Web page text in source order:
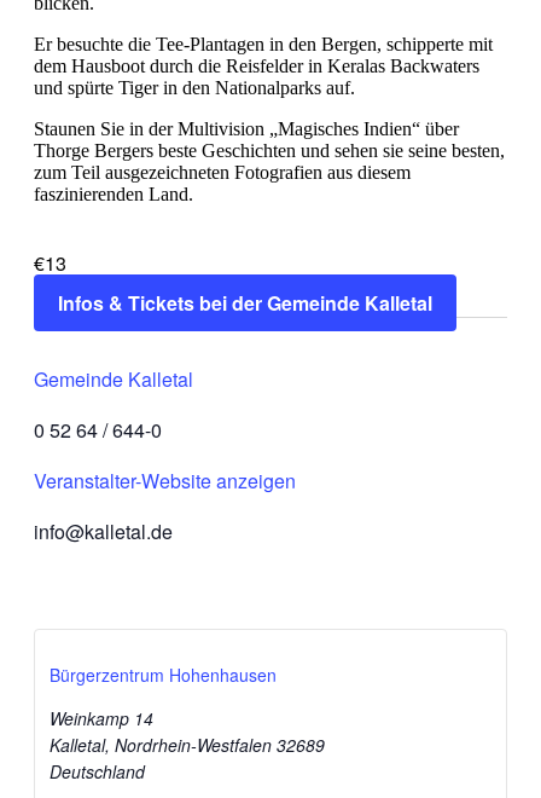
Er besuchte die Tee-Plantagen in den Bergen, schipperte mit
dem Hausboot durch die Reisfelder in Keralas Backwaters
und spürte Tiger in den Nationalparks auf.
Staunen Sie in der Multivision „Magisches Indien“ über
Thorge Bergers beste Geschichten und sehen sie seine besten,
zum Teil ausgezeichneten Fotografien aus diesem
faszinierenden Land.
€13
Infos & Tickets bei der Gemeinde Kalletal
Gemeinde Kalletal
0 52 64 / 644-0
Veranstalter-Website anzeigen
info@kalletal.de
Bürgerzentrum Hohenhausen
Weinkamp 14
Kalletal, Nordrhein-Westfalen 32689
Deutschland